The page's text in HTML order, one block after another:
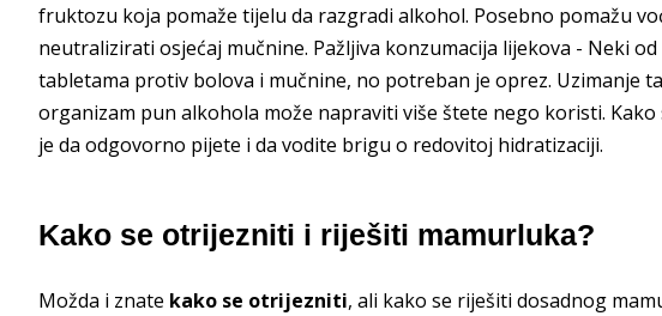
fruktozu koja pomaže tijelu da razgradi alkohol. Posebno pomažu
neutralizirati osjećaj mučnine. Pažljiva konzumacija lijekova - Neki
tabletama protiv bolova i mučnine, no potreban je oprez. Uzimanje
organizam pun alkohola može napraviti više štete nego koristi.
je da odgovorno pijete i da vodite brigu o redovitoj hidratizaciji.
Kako se otrijezniti i riješiti mamurluka?
Možda i znate kako se otrijezniti, ali kako se riješiti dosadnog